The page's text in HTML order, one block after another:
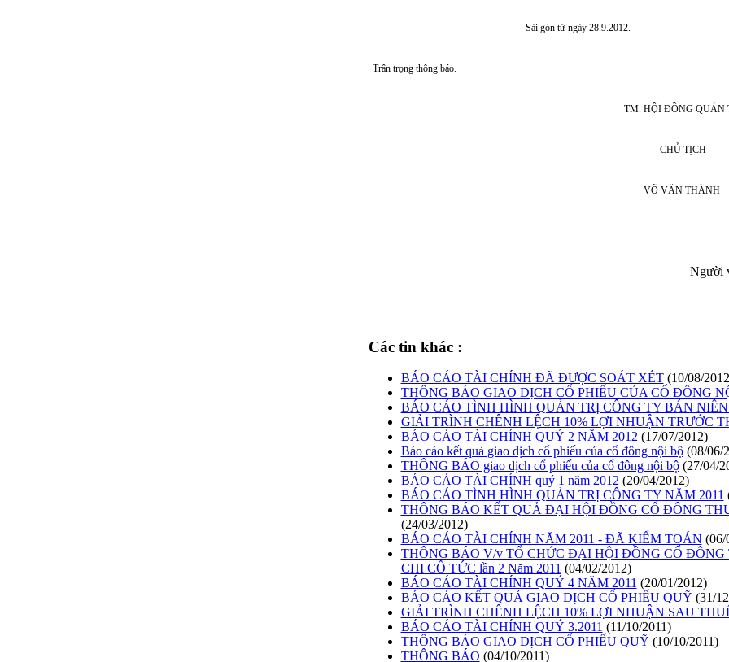
Sài gòn từ ngày 28.9.2012.
Trân trọng thông báo.
TM. HỘI ĐỒNG QUẢN
CHỦ TỊCH
VÕ VĂN THÀNH
Người
Các tin khác :
BÁO CÁO TÀI CHÍNH ĐÃ ĐƯỢC SOÁT XÉT (10/08/
THÔNG BÁO GIAO DỊCH CỔ PHIẾU CỦA CỔ ĐÔNG
BÁO CÁO TÌNH HÌNH QUẢN TRỊ CÔNG TY BÁN NIÊN
GIẢI TRÌNH CHÊNH LỆCH 10% LỢI NHUẬN TRƯỚC
BÁO CÁO TÀI CHÍNH QUÝ 2 NĂM 2012 (17/07/2012)
Báo cáo kết quả giao dịch cổ phiếu của cổ đông nội bộ (08/06/
THÔNG BÁO giao dịch cổ phiếu của cổ đông nội bộ (27/04/
BÁO CÁO TÀI CHÍNH quý 1 năm 2012 (20/04/2012)
BÁO CÁO TÌNH HÌNH QUẢN TRỊ CÔNG TY NĂM 2011
THÔNG BÁO KẾT QUẢ ĐẠI HỘI ĐỒNG CỔ ĐÔNG
(24/03/2012)
BÁO CÁO TÀI CHÍNH NĂM 2011 - ĐÃ KIỂM TOÁN (06/
THÔNG BÁO V/v TỔ CHỨC ĐẠI HỘI ĐỒNG CỔ ĐÔNG
CHI CỔ TỨC lần 2 Năm 2011 (04/02/2012)
BÁO CÁO TÀI CHÍNH QUÝ 4 NĂM 2011 (20/01/2012)
BÁO CÁO KẾT QUẢ GIAO DỊCH CỔ PHIẾU QUỸ (31/
GIẢI TRÌNH CHÊNH LỆCH 10% LỢI NHUẬN SAU
BÁO CÁO TÀI CHÍNH QUÝ 3.2011 (11/10/2011)
THÔNG BÁO GIAO DỊCH CỔ PHIẾU QUỸ (10/10/2011)
THÔNG BÁO (04/10/2011)